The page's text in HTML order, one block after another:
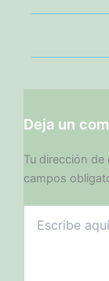
Deja un
Tu dirección
campos
aquí...